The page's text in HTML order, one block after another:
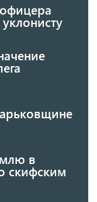
в
скифским